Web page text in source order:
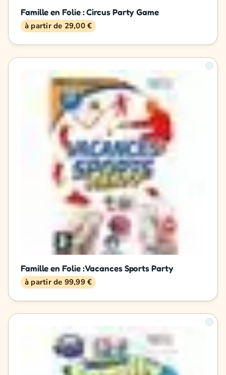
Famille en Folie : Circus Party Game
à partir de 29,00 €
Famille en Folie : Vacances Sports Party
à partir de 99,99 €